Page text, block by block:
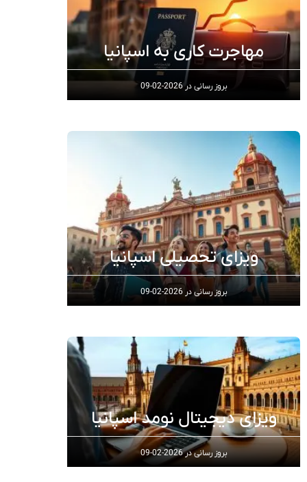
مهاجرت کاری به اسپانیا
بروز رسانی در2026-02-09
ویزای تحصیلی اسپانیا
بروز رسانی در2026-02-09
ویزای دیجیتال نومد اسپانیا
بروز رسانی در2026-02-09